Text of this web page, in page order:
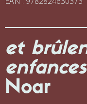
et
enfances
Noar